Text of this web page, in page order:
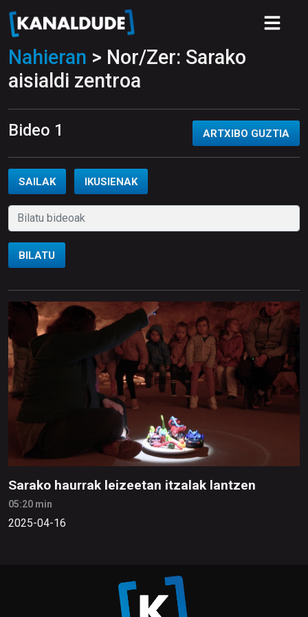
Nahieran > Nor/Zer: Sarako
aisialdi zentroa
Bideo 1 ARTXIBO GUZTIA
SAILAK IKUSIENAK
BILATU
Sarako haurrak leizeetan itzalak lantzen
05:20 min
2025-04-16